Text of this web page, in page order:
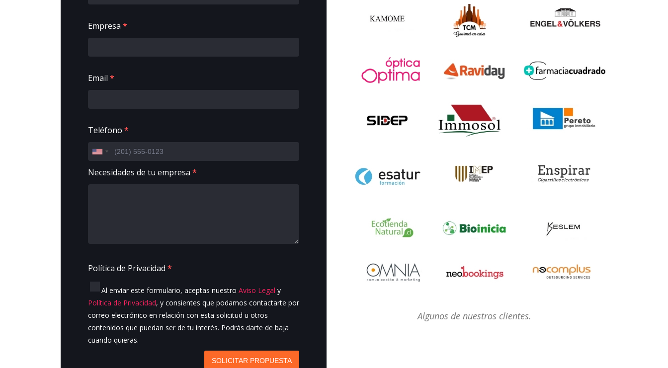
Empresa *
Email *
Teléfono *
Necesidades de tu empresa *
Política de Privacidad *
Al enviar este formulario, aceptas nuestro Aviso Legal y
Política de Privacidad, y consientes que podamos contactarte por
correo electrónico en relación con esta solicitud u otros
contenidos que puedan ser de tu interés. Podrás darte de baja
cuando quieras.
SOLICITAR PROPUESTA
Algunos de nuestros clientes.